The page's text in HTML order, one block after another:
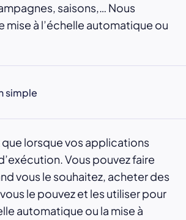
saisons,… Nous
mise à l’échelle automatique ou
simple
que lorsque vos applications
Vous pouvez faire
vous le souhaitez, acheter des
le pouvez et les utiliser pour
automatique ou la mise à